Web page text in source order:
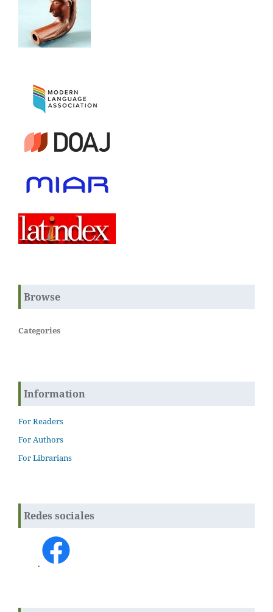
Browse
Categories
Information
For Readers
For Authors
For Librarians
Redes sociales
.